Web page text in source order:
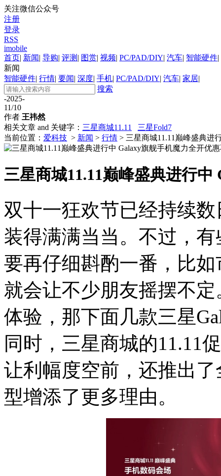
关注微信公众号
注册
登录
RSS
imobile
首页| 新闻| 导购| 评测 | 图赏| 视频| PC/PAD/DIY| 汽车| 智能硬件|
新闻
智能硬件| 行情| 要闻| 深度| 手机| PC/PAD/DIY| 汽车| 家居|
搜索
-2025-
11/10
作者 王祎然
相关文章 and 关键字： 三星商城11.11
三星Fold7
当前位置： 爱科技 > 新闻 > 行情 > 三星商城11.11巅峰盛典进
三星商城11.11巅峰盛典进行
双十一狂欢节已经持续
装得满满当当。不过，
要再仔细斟酌一番，比
就会让不少朋友摇摆不
体验，那下面几款三星
同时，三星商城的11.11
让利幅度空前，还推出
型增添了更多理由。